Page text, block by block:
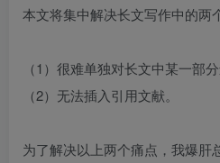
本文将集中解决长文写作中的两
（1）很难单独对长文中某一部
（2）无法插入引用文献。​
为了解决以上两个痛点，我爆肝